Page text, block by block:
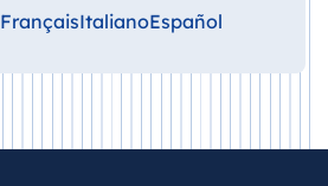
FrançaisItalianoEspañol